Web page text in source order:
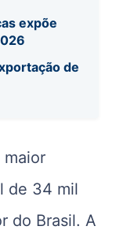
expõe
de
maior
de 34 mil
do Brasil. A